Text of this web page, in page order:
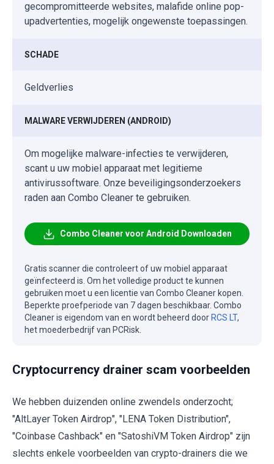
gecompromitteerde websites, malafide online pop-
upadvertenties, mogelijk ongewenste toepassingen.
SCHADE
Geldverlies
MALWARE VERWIJDEREN (ANDROID)
Om mogelijke malware-infecties te verwijderen,
scant u uw mobiel apparaat met legitieme
antivirussoftware. Onze beveiligingsonderzoekers
raden aan Combo Cleaner te gebruiken.
Combo Cleaner voor Android Downloaden
Gratis scanner die controleert of uw mobiel apparaat
geïnfecteerd is. Om het volledige product te kunnen
gebruiken moet u een licentie van Combo Cleaner kopen.
Beperkte proefperiode van 7 dagen beschikbaar. Combo
Cleaner is eigendom van en wordt beheerd door RCS LT,
het moederbedrijf van PCRisk.
Cryptocurrency drainer scam voorbeelden
We hebben duizenden online zwendels onderzocht;
"AltLayer Token Airdrop", "LENA Token Distribution",
"Coinbase Cashback" en "SatoshiVM Token Airdrop" zijn
slechts enkele voorbeelden van crypto-drainers die we